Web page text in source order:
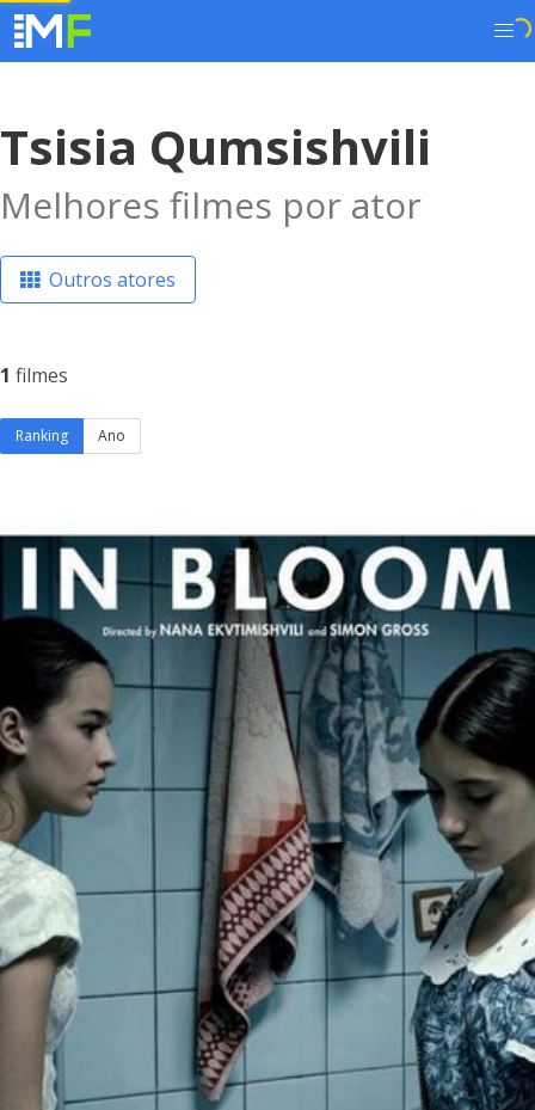
Tsisia Qumsishvili
Melhores filmes por ator
Outros atores
1 filmes
Ranking Ano